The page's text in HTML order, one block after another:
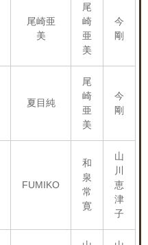
尾崎亜
美
尾
崎
亜
美
今
剛
夏目純
尾
崎
亜
美
今
剛
FUMIKO
和
泉
常
寛
山
川
恵
津
子